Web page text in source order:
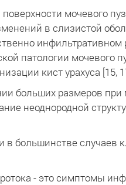
мочевого
в слизистой
инфильтративном
патологии мочевого
кист урахуса [15,
больших размеров
неоднородной
в большинстве случаев
- это симптомы